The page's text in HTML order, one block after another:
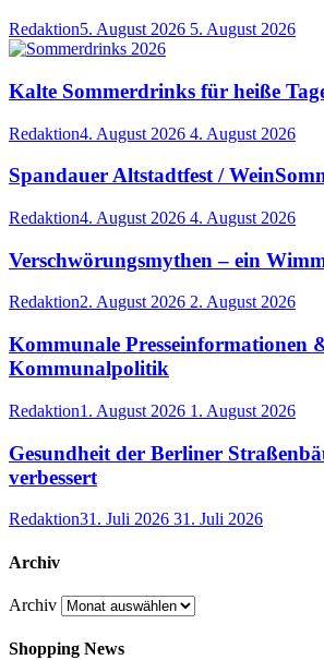
Redaktion5. August 2026 5. August 2026
Kalte Sommerdrinks für heiße
Redaktion4. August 2026 4. August 2026
Spandauer Altstadtfest /
Redaktion4. August 2026 4. August 2026
Verschwörungsmythen – ein
Redaktion2. August 2026 2. August 2026
Kommunale Presseinformationen
Kommunalpolitik
Redaktion1. August 2026 1. August 2026
Gesundheit der Berliner
verbessert
Redaktion31. Juli 2026 31. Juli 2026
Archiv
Archiv
Shopping News